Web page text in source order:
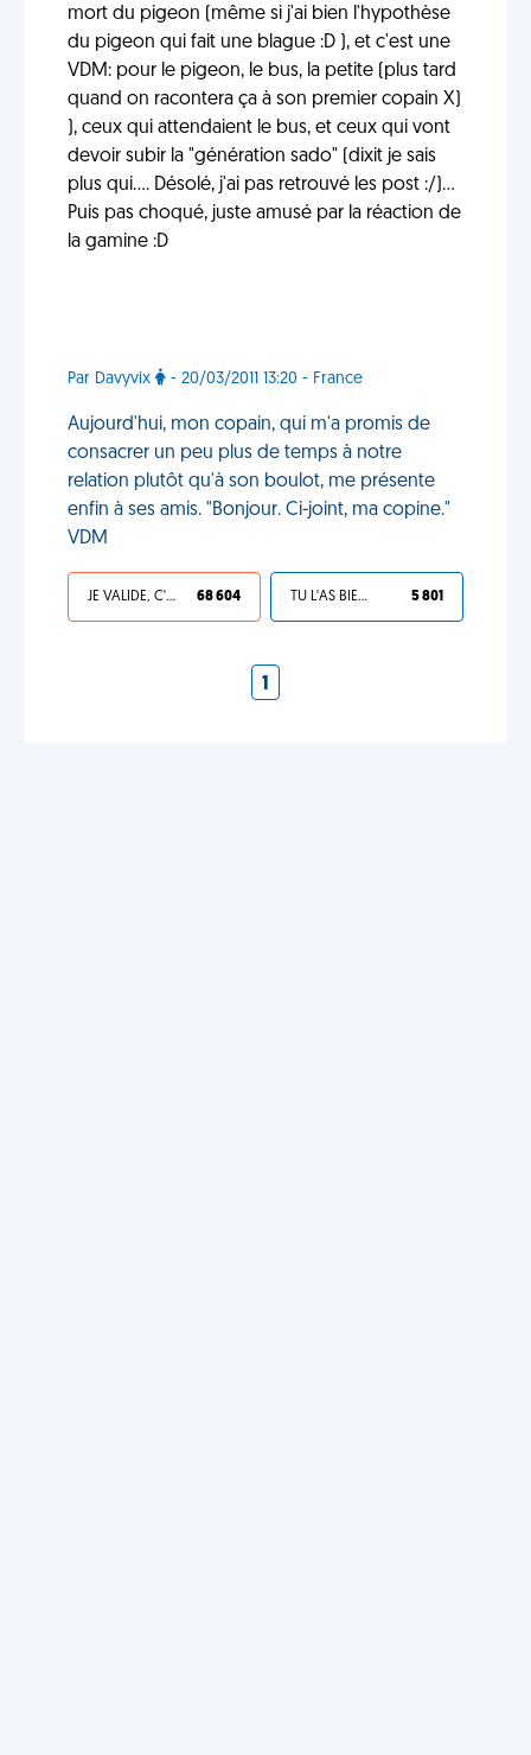
mort du pigeon (même si j'ai bien l'hypothèse
du pigeon qui fait une blague :D ), et c'est une
VDM: pour le pigeon, le bus, la petite (plus tard
quand on racontera ça à son premier copain X)
), ceux qui attendaient le bus, et ceux qui vont
devoir subir la "génération sado" (dixit je sais
plus qui.... Désolé, j'ai pas retrouvé les post :/)...
Puis pas choqué, juste amusé par la réaction de
la gamine :D
Par Davyvix - 20/03/2011 13:20 - France
Aujourd'hui, mon copain, qui m'a promis de
consacrer un peu plus de temps à notre
relation plutôt qu'à son boulot, me présente
enfin à ses amis. "Bonjour. Ci-joint, ma copine."
VDM
JE VALIDE, C'EST UNE VDM 68 604 TU L'AS BIEN MÉRITÉ 5 801
1